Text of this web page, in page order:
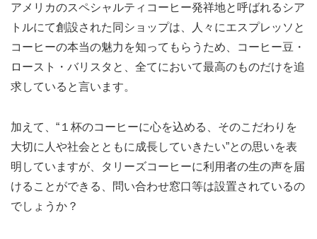
アメリカのスペシャルティコーヒー発祥地と呼ばれるシア
トルにて創設された同ショップは、人々にエスプレッソと
コーヒーの本当の魅力を知ってもらうため、コーヒー豆・
ロースト・バリスタと、全てにおいて最高のものだけを追
求していると言います。
加えて、“１杯のコーヒーに心を込める、そのこだわりを
大切に人や社会とともに成長していきたい”との思いを表
明していますが、タリーズコーヒーに利用者の生の声を届
けることができる、問い合わせ窓口等は設置されているの
でしょうか？